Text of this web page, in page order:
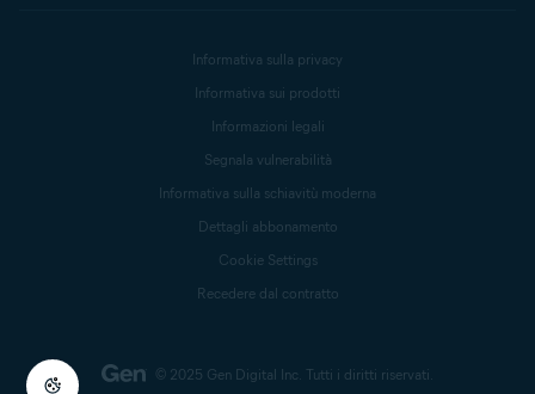
© 2025 Gen Digital Inc. Tutti i diritti riservati.
Informativa sulla privacy
Informativa sui prodotti
Informazioni legali
Segnala vulnerabilità
Informativa sulla schiavitù moderna
Dettagli abbonamento
Cookie Settings
Recedere dal contratto